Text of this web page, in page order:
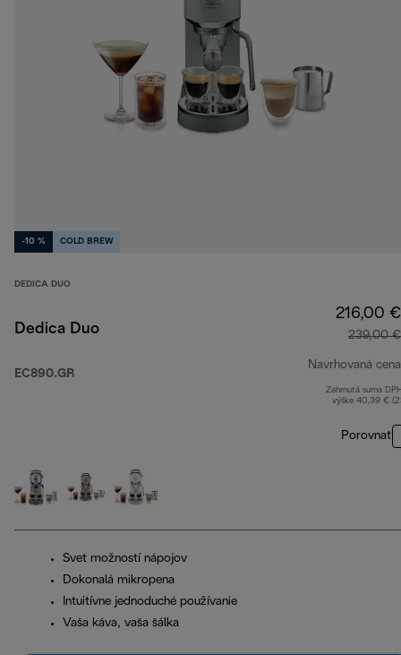
-10 % COLD BREW
DEDICA DUO
Dedica Duo
EC890.GR
216,00 €
239,00 €
Navrhovaná cena
Zahrnutá suma
výške 40,39 €
Porovnať
Svet možností nápojov
Dokonalá mikropena
Intuitívne jednoduché používanie
Vaša káva, vaša šálka